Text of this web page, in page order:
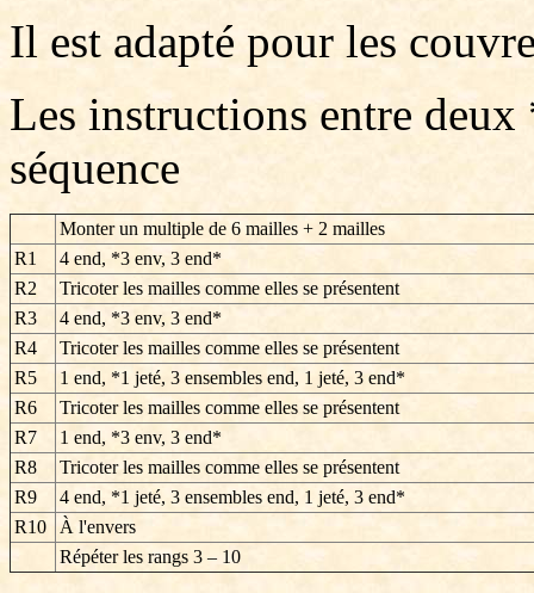
Il est adapté pour les
Les instructions entre
séquence
Monter un multiple de 6 mailles + 2 mailles
R1
4 end, *3 env, 3 end*
R2
Tricoter les mailles comme elles se présentent
R3
4 end, *3 env, 3 end*
R4
Tricoter les mailles comme elles se présentent
R5
1 end, *1 jeté, 3 ensembles end, 1 jeté, 3 end*
R6
Tricoter les mailles comme elles se présentent
R7
1 end, *3 env, 3 end*
R8
Tricoter les mailles comme elles se présentent
R9
4 end, *1 jeté, 3 ensembles end, 1 jeté, 3 end*
R10
À l'envers
Répéter les rangs 3 – 10